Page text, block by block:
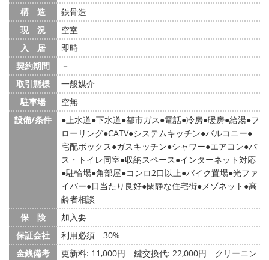
構 造
鉄骨造
現 況
空室
入 居
即時
契約期間
－
取引態様
一般媒介
駐車場
空無
設備/条件
上水道 下水道 都市ガス 電話 冷房 暖房 給湯 フ
ローリング CATV システムキッチン バルコニー
宅配ボックス ガスキッチン シャワー エアコン バ
ス・トイレ同室 収納スペース インターネット対応
駐輪場 角部屋 コンロ2口以上 バイク置場 光ファ
イバー 日当たり良好 閑静な住宅街 メゾネット 高
齢者相談
保 険
加入要
保証会社
利用必須 30%
金銭備考
更新料: 11,000円 鍵交換代: 22,000円
クリーニン